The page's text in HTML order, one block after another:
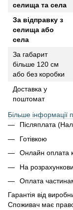
селища та села
За відправку з
селища або
села
За габарит
більше 120 см
або без коробки
Доставка у
поштомат
Більше інформації
Післяплата
Готівкою
Онлайн оплата
На
Оплата
Гарантія від
Споживач має